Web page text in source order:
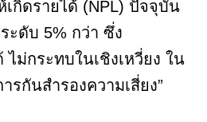
กิดรายได้ (NPL) ปัจจุบัน
ะดับ 5% กว่า ซึ่ง
ม่กระทบในเชิงเหวี่ยง ใน
รกันสำรองความเสี่ยง”